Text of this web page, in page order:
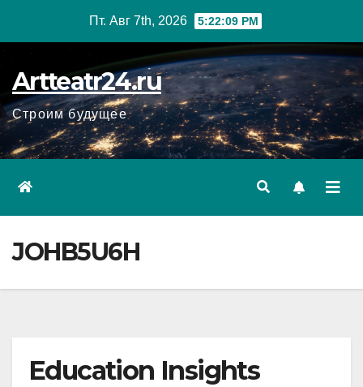
Пт. Авг 7th, 2026 5:22:10 PM
Artteatr24.ru
Строим будущее
JOHB5U6H
Education Insights